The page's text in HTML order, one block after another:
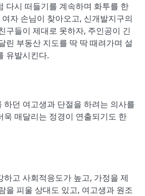
다시 떠들기를 계속하며 화투를 한
자 손님이 찾아오고, 신개발지구의
구들이 제대로 못하자, 주인공이 긴
린 부동산 지도를 딱 딱 때려가며 설
유발시킨다.
하던 여고생과 단절을 하려는 의사를
욱 매달리는 정경이 연출되기도 한
하고 사회적응도가 높고, 가정을 제
을 피울 상대도 있고, 여고생과 원조